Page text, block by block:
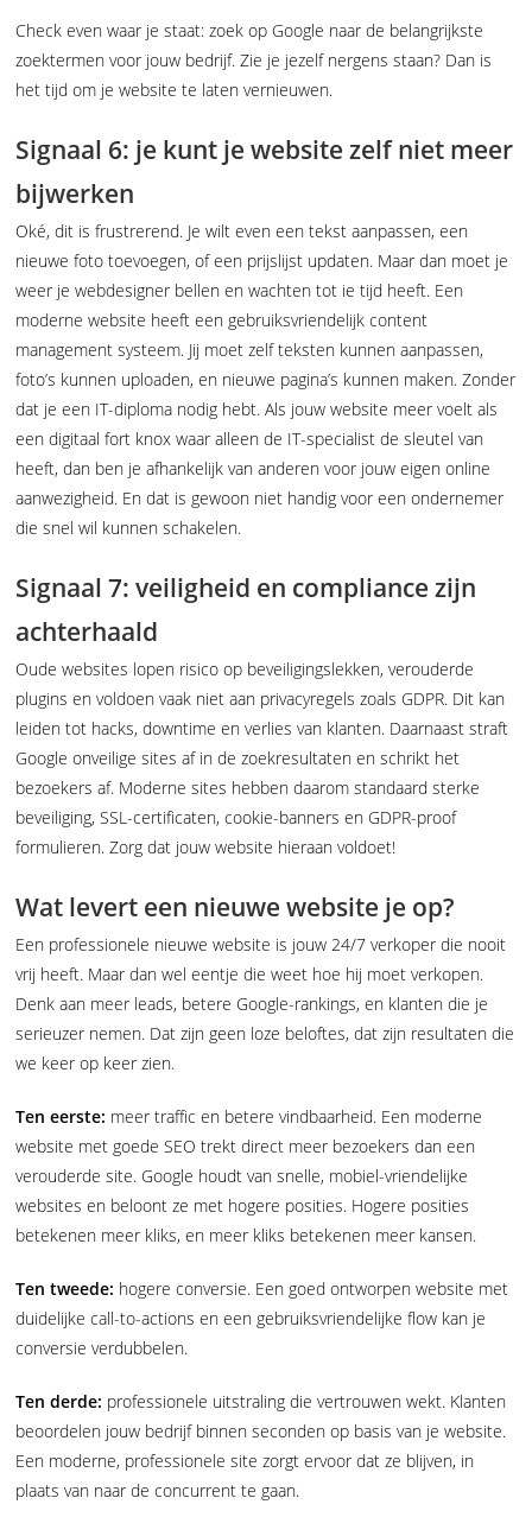
Check even waar je staat: zoek op Google naar de belangrijkste
zoektermen voor jouw bedrijf. Zie je jezelf nergens staan? Dan is
het tijd om je website te laten vernieuwen.
Signaal 6: je kunt je website zelf niet meer
bijwerken
Oké, dit is frustrerend. Je wilt even een tekst aanpassen, een
nieuwe foto toevoegen, of een prijslijst updaten. Maar dan moet je
weer je webdesigner bellen en wachten tot ie tijd heeft. Een
moderne website heeft een gebruiksvriendelijk content
management systeem. Jij moet zelf teksten kunnen aanpassen,
foto’s kunnen uploaden, en nieuwe pagina’s kunnen maken. Zonder
dat je een IT-diploma nodig hebt. Als jouw website meer voelt als
een digitaal fort knox waar alleen de IT-specialist de sleutel van
heeft, dan ben je afhankelijk van anderen voor jouw eigen online
aanwezigheid. En dat is gewoon niet handig voor een ondernemer
die snel wil kunnen schakelen.
Signaal 7: veiligheid en compliance zijn
achterhaald
Oude websites lopen risico op beveiligingslekken, verouderde
plugins en voldoen vaak niet aan privacyregels zoals GDPR. Dit kan
leiden tot hacks, downtime en verlies van klanten. Daarnaast straft
Google onveilige sites af in de zoekresultaten en schrikt het
bezoekers af. Moderne sites hebben daarom standaard sterke
beveiliging, SSL-certificaten, cookie-banners en GDPR-proof
formulieren. Zorg dat jouw website hieraan voldoet!
Wat levert een nieuwe website je op?
Een professionele nieuwe website is jouw 24/7 verkoper die nooit
vrij heeft. Maar dan wel eentje die weet hoe hij moet verkopen.
Denk aan meer leads, betere Google-rankings, en klanten die je
serieuzer nemen. Dat zijn geen loze beloftes, dat zijn resultaten die
we keer op keer zien.
Ten eerste: meer traffic en betere vindbaarheid. Een moderne
website met goede SEO trekt direct meer bezoekers dan een
verouderde site. Google houdt van snelle, mobiel-vriendelijke
websites en beloont ze met hogere posities. Hogere posities
betekenen meer kliks, en meer kliks betekenen meer kansen.
Ten tweede: hogere conversie. Een goed ontworpen website met
duidelijke call-to-actions en een gebruiksvriendelijke flow kan je
conversie verdubbelen.
Ten derde: professionele uitstraling die vertrouwen wekt. Klanten
beoordelen jouw bedrijf binnen seconden op basis van je website.
Een moderne, professionele site zorgt ervoor dat ze blijven, in
plaats van naar de concurrent te gaan.